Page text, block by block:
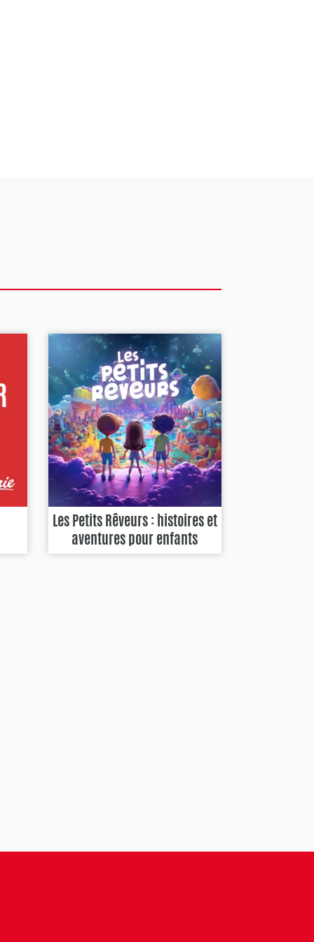
Les Petits Rêveurs : histoires et
aventures pour enfants